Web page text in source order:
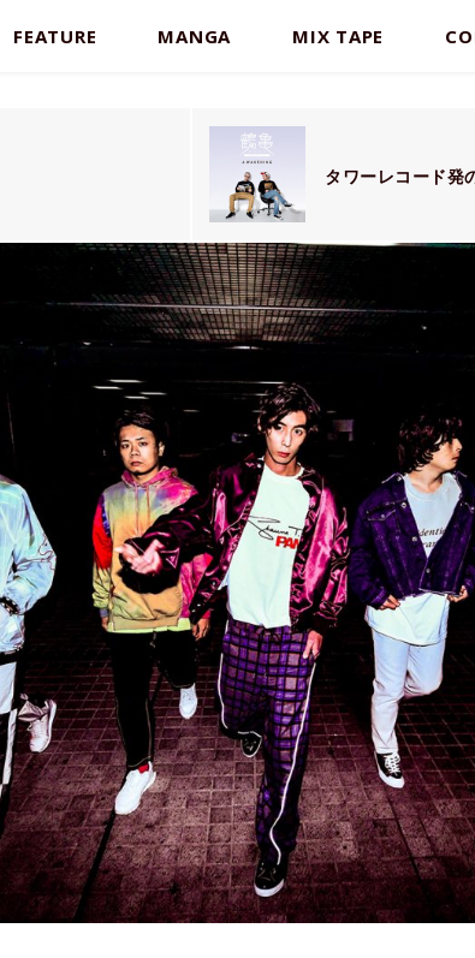
FEATURE MANGA MIX TAPE
タワーレコード発